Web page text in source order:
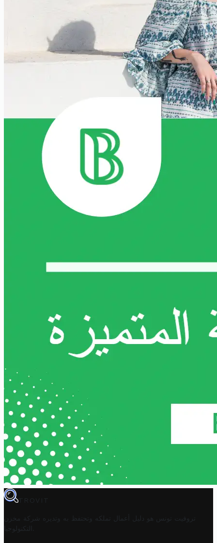
TROVIT
تروفيت تونس هو دليل أعمال تملكه وتحتفظ به وتديره
شركة مخزن
التكنولوجيا